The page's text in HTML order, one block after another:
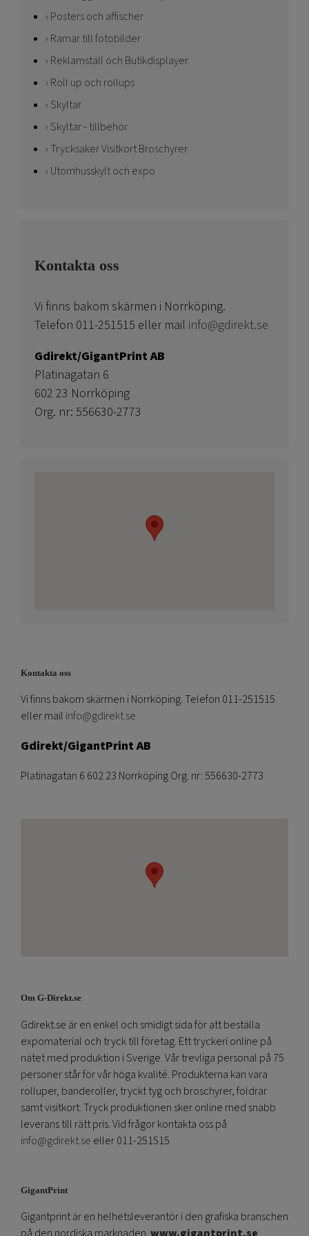
Posters och affischer
Ramar till fotobilder
Reklamställ och Butikdisplayer
Roll up och rollups
Skyltar
Skyltar - tillbehör
Trycksaker Visitkort Broschyrer
Utomhusskylt och expo
Kontakta oss
Vi finns bakom skärmen i Norrköping.
Telefon 011-251515 eller mail info@gdirekt.se
Gdirekt/GigantPrint AB
Platinagatan 6
602 23 Norrköping
Org. nr: 556630-2773
Kontakta oss
Vi finns bakom skärmen i Norrköping. Telefon 011-251515
eller mail info@gdirekt.se
Gdirekt/GigantPrint AB
Platinagatan 6 602 23 Norrköping Org. nr: 556630-2773
Om G-Direkt.se
Gdirekt.se är en enkel och smidigt sida för att beställa
expomaterial och tryck till företag. Ett tryckeri online på
nätet med produktion i Sverige. Vår trevliga personal på 75
personer står för vår höga kvalité. Produkterna kan vara
rolluper, banderoller, tryckt tyg och broschyrer, foldrar
samt visitkort. Tryck produktionen sker online med snabb
leverans till rätt pris. Vid frågor kontakta oss på
info@gdirekt.se eller 011-251515
GigantPrint
Gigantprint är en helhetsleverantör i den grafiska branschen